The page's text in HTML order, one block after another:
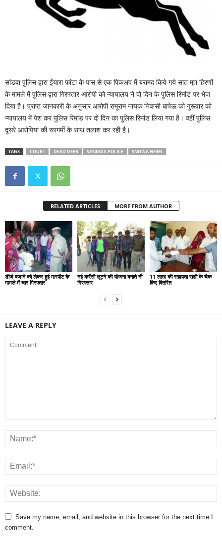
सांडवा पुलिस द्वारा ईंयारा फांटा के पास से एक पिकअप में बरामद किये गये सात मृत हिरणों
के मामले में पुलिस द्वारा गिरफ्तार आरोपी को न्यायालय ने दो दिन के पुलिस रिमांड पर भेज
दिया है। प्राप्त जानकारी के अनुसार आरोपी रामूराम नायक निवासी बापेऊ को गुरूवार को
न्यायालय में पेश कर पुलिस रिमांड पर दो दिन का पुलिस रिमांड लिया गया है। वहीं पुलिस
दूसरे आरोपियां की सरगर्मी के साथ तलाश कर रही है।
TAGS COURT DEAD DEER SANDWA POLICE SNDWA NEWS
RELATED ARTICLES MORE FROM AUTHOR
डीजे बजाने को लेकर हुई मारपीट के
मामले में चार गिरफ्तार
नई करेंसी लूटने की योजना बनाते नौ
गिरफ्तार
11 लाख की सहायता राशी के चैक
किए वितरित
LEAVE A REPLY
Save my name, email, and website in this browser for the next time I
comment.